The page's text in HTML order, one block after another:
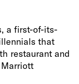
a first-of-its-
that
restaurant and